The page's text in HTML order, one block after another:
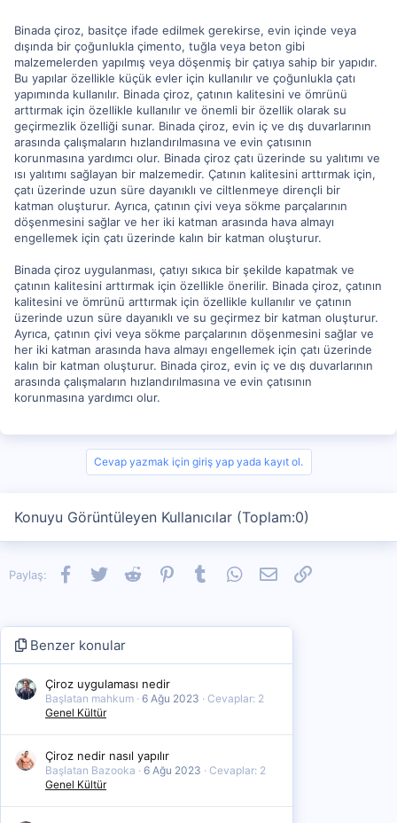
Binada çiroz, basitçe ifade edilmek gerekirse, evin içinde veya
dışında bir çoğunlukla çimento, tuğla veya beton gibi
malzemelerden yapılmış veya döşenmiş bir çatıya sahip bir yapıdır.
Bu yapılar özellikle küçük evler için kullanılır ve çoğunlukla çatı
yapımında kullanılır. Binada çiroz, çatının kalitesini ve ömrünü
arttırmak için özellikle kullanılır ve önemli bir özellik olarak su
geçirmezlik özelliği sunar. Binada çiroz, evin iç ve dış duvarlarının
arasında çalışmaların hızlandırılmasına ve evin çatısının
korunmasına yardımcı olur. Binada çiroz çatı üzerinde su yalıtımı ve
ısı yalıtımı sağlayan bir malzemedir. Çatının kalitesini arttırmak için,
çatı üzerinde uzun süre dayanıklı ve ciltlenmeye dirençli bir
katman oluşturur. Ayrıca, çatının çivi veya sökme parçalarının
döşenmesini sağlar ve her iki katman arasında hava almayı
engellemek için çatı üzerinde kalın bir katman oluşturur.
Binada çiroz uygulanması, çatıyı sıkıca bir şekilde kapatmak ve
çatının kalitesini arttırmak için özellikle önerilir. Binada çiroz, çatının
kalitesini ve ömrünü arttırmak için özellikle kullanılır ve çatının
üzerinde uzun süre dayanıklı ve su geçirmez bir katman oluşturur.
Ayrıca, çatının çivi veya sökme parçalarının döşenmesini sağlar ve
her iki katman arasında hava almayı engellemek için çatı üzerinde
kalın bir katman oluşturur. Binada çiroz, evin iç ve dış duvarlarının
arasında çalışmaların hızlandırılmasına ve evin çatısının
korunmasına yardımcı olur.
Cevap yazmak için giriş yap yada kayıt ol.
Konuyu Görüntüleyen Kullanıcılar (Toplam:0)
Paylaş: Facebook
TwitterReddit PinterestTumblrWhatsApp
E-postaLink
Benzer konular
Çiroz uygulaması nedir
Başlatan mahkum 6 Ağu 2023
Cevaplar: 2
Genel Kültür
Çiroz nedir nasıl yapılır
Başlatan Bazooka 6 Ağu 2023
Cevaplar: 2
Genel Kültür